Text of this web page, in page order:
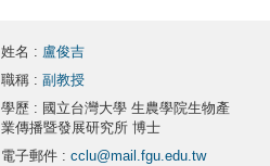
姓名 : 盧俊吉
職稱 : 副教授
學歷 : 國立台灣大學 生農學院生物產
業傳播暨發展研究所 博士
電子郵件 : cclu@mail.fgu.edu.tw